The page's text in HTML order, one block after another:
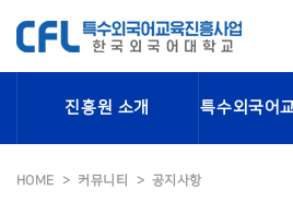
진흥원 소개 특수외국어
HOME 커뮤니티 공지사항